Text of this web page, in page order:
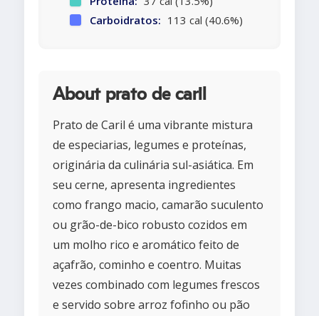
Carboidratos: 113 cal (40.6%)
About prato de caril
Prato de Caril é uma vibrante mistura
de especiarias, legumes e proteínas,
originária da culinária sul-asiática. Em
seu cerne, apresenta ingredientes
como frango macio, camarão suculento
ou grão-de-bico robusto cozidos em
um molho rico e aromático feito de
açafrão, cominho e coentro. Muitas
vezes combinado com legumes frescos
e servido sobre arroz fofinho ou pão